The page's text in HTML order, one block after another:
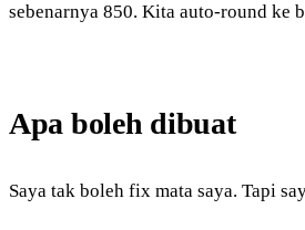
sebenarnya 850. Kita auto-round ke
Apa boleh dibuat
Saya tak boleh fix mata saya. Tapi